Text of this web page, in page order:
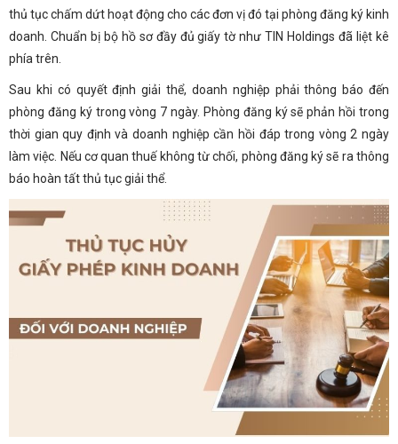
thủ tục chấm dứt hoạt động cho các đơn vị đó tại phòng đăng ký kinh
doanh. Chuẩn bị bộ hồ sơ đầy đủ giấy tờ như TIN Holdings đã liệt kê
phía trên.
Sau khi có quyết định giải thể, doanh nghiệp phải thông báo đến
phòng đăng ký trong vòng 7 ngày. Phòng đăng ký sẽ phản hồi trong
thời gian quy định và doanh nghiệp cần hồi đáp trong vòng 2 ngày
làm việc. Nếu cơ quan thuế không từ chối, phòng đăng ký sẽ ra thông
báo hoàn tất thủ tục giải thể.